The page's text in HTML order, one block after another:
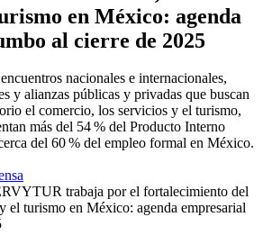
en México: agenda
al cierre de 2025
nacionales e internacionales,
y alianzas públicas y privadas que buscan
el comercio, los servicios y el turismo,
más del 54 % del Producto Interno
del 60 % del empleo formal en México.
trabaja por el fortalecimiento del
el turismo en México: agenda empresarial